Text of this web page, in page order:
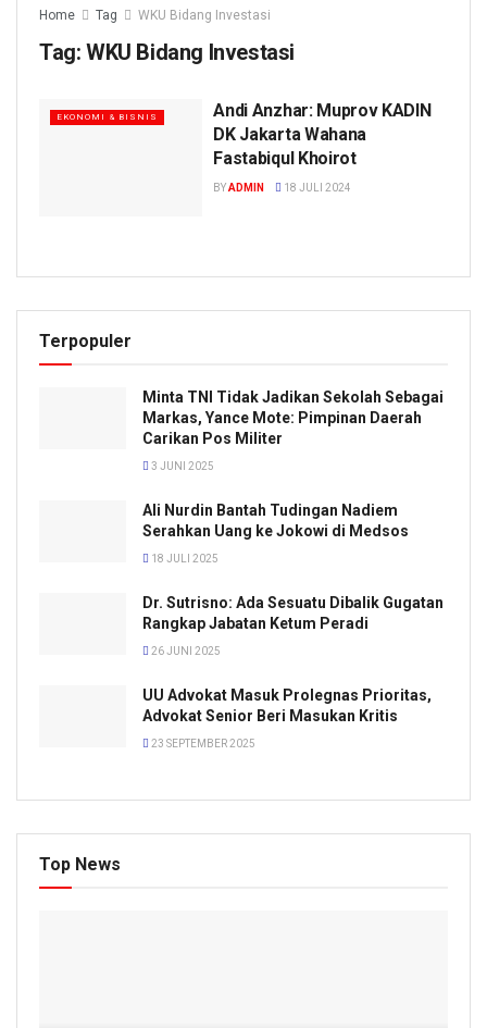
Home Tag WKU Bidang Investasi
Tag: WKU Bidang Investasi
EKONOMI & BISNIS
Andi Anzhar: Muprov KADIN
DK Jakarta Wahana
Fastabiqul Khoirot
BY ADMIN 18 JULI 2024
Terpopuler
Minta TNI Tidak Jadikan Sekolah Sebagai
Markas, Yance Mote: Pimpinan Daerah
Carikan Pos Militer
3 JUNI 2025
Ali Nurdin Bantah Tudingan Nadiem
Serahkan Uang ke Jokowi di Medsos
18 JULI 2025
Dr. Sutrisno: Ada Sesuatu Dibalik Gugatan
Rangkap Jabatan Ketum Peradi
26 JUNI 2025
UU Advokat Masuk Prolegnas Prioritas,
Advokat Senior Beri Masukan Kritis
23 SEPTEMBER 2025
Top News